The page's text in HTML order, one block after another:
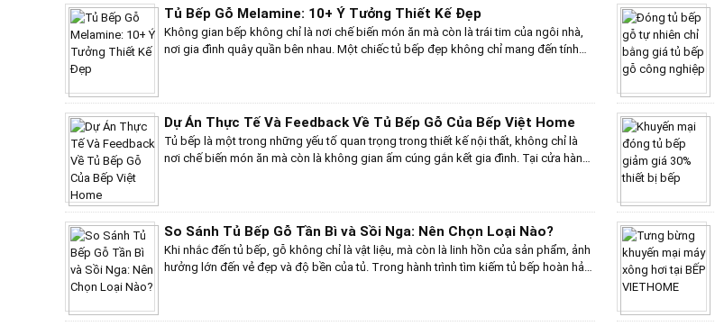
Tủ Bếp Gỗ Melamine: 10+ Ý Tưởng Thiết Kế Đẹp
Không gian bếp không chỉ là nơi chế biến món ăn mà còn là trái tim của ngôi nhà,
nơi gia đình quây quần bên nhau. Một chiếc tủ bếp đẹp không chỉ mang đến tính
trọng đến cổ điển, ấm cúng. Hãy cùng khám phá hơn 10 mẫu tủ bếp gỗ melamine
ấn tượng, giúp bạn tìm ra thiết kế hoàn hảo cho không gian bếp của mình!
Dự Án Thực Tế Và Feedback Về Tủ Bếp Gỗ Của Bếp Việt Home
Tủ bếp là một trong những yếu tố quan trọng trong thiết kế nội thất, không chỉ là
nơi chế biến món ăn mà còn là không gian ấm cúng gắn kết gia đình. Tại cửa hàng
từ khách hàng và một số dự án thực tế tiêu biểu mà chúng tôi đã thực hiện.
So Sánh Tủ Bếp Gỗ Tần Bì và Sồi Nga: Nên Chọn Loại Nào?
Khi nhắc đến tủ bếp, gỗ không chỉ là vật liệu, mà còn là linh hồn của sản phẩm, ảnh
hưởng lớn đến vẻ đẹp và độ bền của tủ. Trong hành trình tìm kiếm tủ bếp hoàn hảo,
của gỗ sồi Nga? Hãy cùng khám phá và tìm ra lựa chọn lý tưởng cho không gian